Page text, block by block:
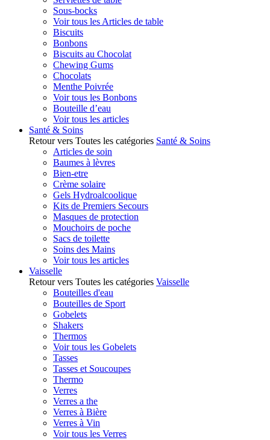
Sous-bocks
Voir tous les Articles de table
Biscuits
Bonbons
Biscuits au Chocolat
Chewing Gums
Chocolats
Menthe Poivrée
Voir tous les Bonbons
Bouteille d’eau
Voir tous les articles
Santé & Soins
Retour vers Toutes les catégories Santé & Soins
Articles de soin
Baumes à lèvres
Bien-etre
Crème solaire
Gels Hydroalcoolique
Kits de Premiers Secours
Masques de protection
Mouchoirs de poche
Sacs de toilette
Soins des Mains
Voir tous les articles
Vaisselle
Retour vers Toutes les catégories Vaisselle
Bouteilles d'eau
Bouteilles de Sport
Gobelets
Shakers
Thermos
Voir tous les Gobelets
Tasses
Tasses et Soucoupes
Thermo
Verres
Verres a the
Verres à Bière
Verres à Vin
Voir tous les Verres